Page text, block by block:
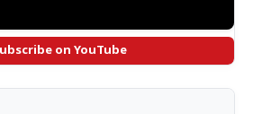
on YouTube